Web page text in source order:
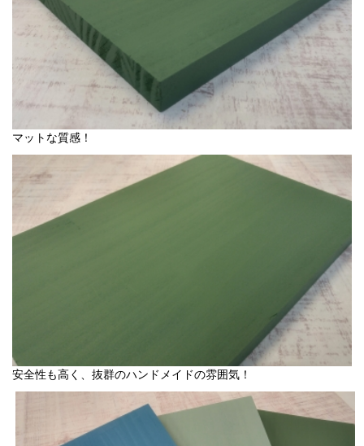
マットな質感！
安全性も高く、抜群のハンドメイドの雰囲気！